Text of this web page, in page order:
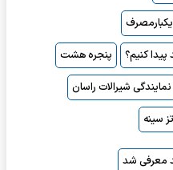
پنجره هشت
نمایندگی شیرالات راسان
سینه
معرفی شد